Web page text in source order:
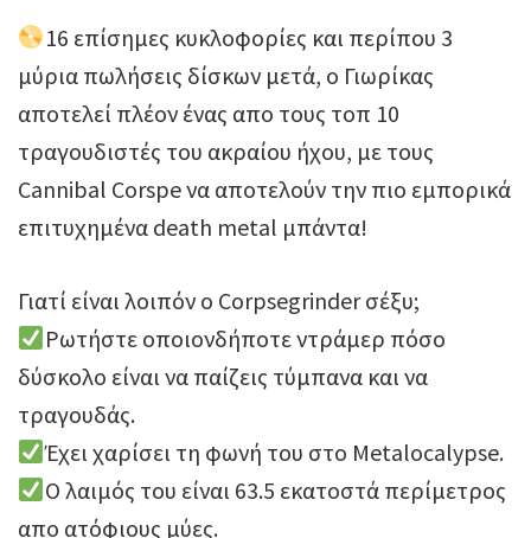
16 επίσημες κυκλοφορίες και περίπου 3
μύρια πωλήσεις δίσκων μετά, ο Γιωρίκας
αποτελεί πλέον ένας απο τους τοπ 10
τραγουδιστές του ακραίου ήχου, με τους
Cannibal Corspe να αποτελούν την πιο εμπορικά
επιτυχημένα death metal μπάντα!
Γιατί είναι λοιπόν ο Corpsegrinder σέξυ;
Ρωτήστε οποιονδήποτε ντράμερ πόσο
δύσκολο είναι να παίζεις τύμπανα και να
τραγουδάς.
Έχει χαρίσει τη φωνή του στο Metalocalypse.
Ο λαιμός του είναι 63.5 εκατοστά περίμετρος
απο ατόφιους μύες.